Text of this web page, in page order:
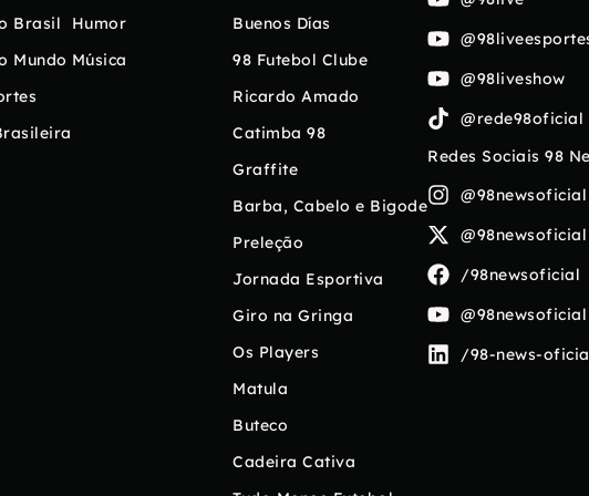
Brasil
Mundo
Humor
Música
Buenos Días
98 Futebol Clube
Ricardo Amado
Catimba 98
Graffite
Barba, Cabelo e Bigode
Preleção
Jornada Esportiva
Giro na Gringa
Os Players
Matula
Buteco
Cadeira Cativa
@98liveshow
@rede98oficial
Redes Sociais 98
@98newsoficial
@98newsoficial
/98newsoficial
@98newsoficial
/98-news-